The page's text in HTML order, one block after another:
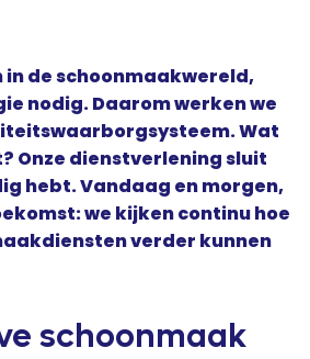
de schoonmaakwereld,
nodig. Daarom werken we
Wat
Onze dienstverlening sluit
hebt. Vandaag en morgen,
we kijken continu hoe
verder kunnen
schoonmaak